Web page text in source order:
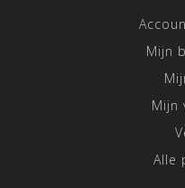
Mijn
Mijn
Alle